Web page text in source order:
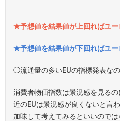
★予想値を結果値が上回ればユー
★予想値を結果値が下回ればユー
◯流通量の多いEUの指標発表なの
消費者物価指数は景況感を見る
近のEUは景況感が良くないと言
加味して考えてみるといいのでは